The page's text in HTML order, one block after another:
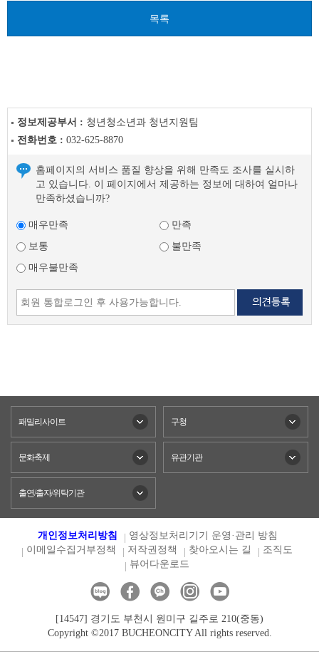
글
목록
정보제공부서 : 청년청소년과 청년지원팀
전화번호 : 032-625-8870
홈페이지의 서비스 품질 향상을 위해 만족도 조사를 실시하
고 있습니다. 이 페이지에서 제공하는 정보에 대하여 얼마나
만족하셨습니까?
매우만족
만족
보통
불만족
매우불만족
패밀리사이트 구청
문화축제 유관기관
출연/출자/위탁기관
개인정보처리방침
영상정보처리기기 운영·관리 방침
이메일수집거부정책
저작권정책 찾아오시는 길
조직도
뷰어다운로드
[14547] 경기도 부천시 원미구 길주로 210(중동)
Copyright ©2017 BUCHEONCITY All rights reserved.